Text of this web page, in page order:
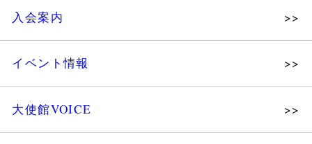
組織図・役員
入会案内
イベント情報
大使館VOICE